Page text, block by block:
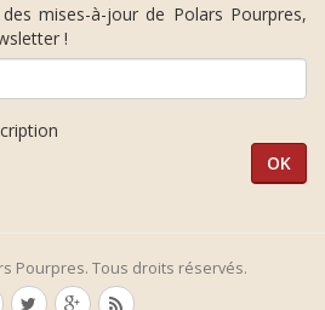
mises-à-jour de Polars Pourpres,
!
Pourpres. Tous droits réservés.